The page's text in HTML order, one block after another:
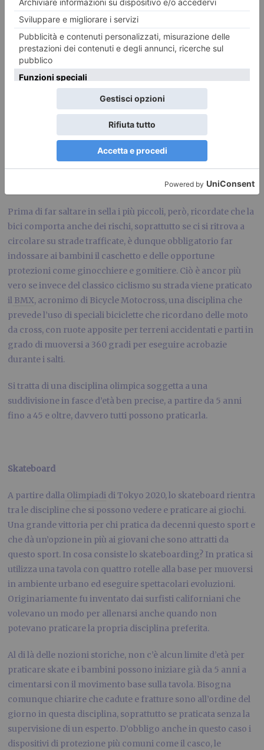
e al tempo stesso possono sfruttare la due ruote per
praticare attività fisica. La FCI, acronimo che sta per
Federazione Ciclistica Italiana ha una gran quantità di scuole
in ogni regione d’Italia, non è dunque difficile investire in
questo sport qualora i vostri figli vogliano dedicargli più
tempo e attenzione.
Il ciclismo mette in moto tutto l’organismo, potenzia la
muscolatura, aumenta gradualmente la resistenza e la
capacità polmonare, migliora la circolazione sanguigna e
riduce quindi il rischio di infarti.
Prima di far saltare in sella i più piccoli, però, ricordate che la
bici comporta anche dei rischi, soprattutto se ci si ritrova a
circolare su strade trafficate, è dunque obbligatorio far
indossare ai bambini il caschetto e delle opportune
protezioni come ginocchiere e gomitiere. Ciò è ancor più
vero se invece del classico ciclismo su strada viene praticato
il BMX, acronimo di Bicycle Motocross, una disciplina che
prevede l’uso di speciali biciclette che ricordano delle moto
da cross, con ruote apposite per terreni accidentati e parti in
grado di muoversi a 360 gradi per eseguire acrobazie
durante i salti.
Si tratta di una disciplina olimpica soggetta a una
suddivisione in fasce d’età ben precise, a partire da 5 anni
fino a 45 e oltre, davvero tutti possono praticarla.
Skateboard
A partire dalla Olimpiadi di Tokyo 2020, lo skateboard rientra
tra le discipline che si possono vedere e praticare ai giochi.
Una grande vittoria per chi pratica da decenni questo sport e
che dà un’opzione in più ai giovani che sono attratti da
questo sport. In cosa consiste lo skateboarding? In pratica si
utilizza una tavola con quattro rotelle alla base per muoversi
in ambiente urbano ed eseguire spettacolari evoluzioni.
Originariamente fu inventato dai surfisti californiani che
volevano un modo per allenarsi anche quando non
potevano praticare la propria disciplina preferita.
Al di là delle nozioni storiche, non c’è alcun limite d’età per
praticare skate e i bambini possono iniziare già da 5 anni a
cimentarsi con il movimento base sulla tavola. Bisogna
comunque chiarire che cadute e fratture sono all’ordine del
giorno in questa disciplina, soprattutto se praticata senza la
supervisione di un esperto. D’obbligo anche in questo caso i
dispositivi di protezione più comuni come il casco, le